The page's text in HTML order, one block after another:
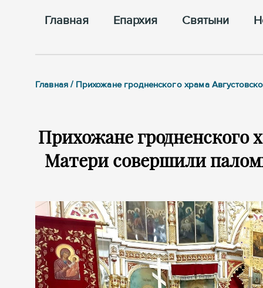
Главная Епархия Cвятыни
Главная / Прихожане гродненского храма
Прихожане гродненского
Матери совершили